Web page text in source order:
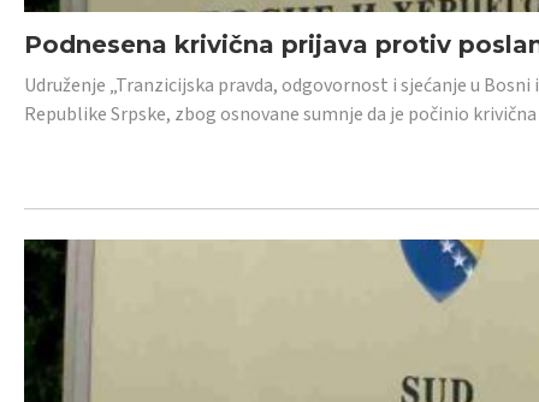
Podnesena krivična prijava protiv
Udruženje „Tranzicijska pravda, odgovornost i sjećanje u
Republike Srpske, zbog osnovane sumnje da je počinio